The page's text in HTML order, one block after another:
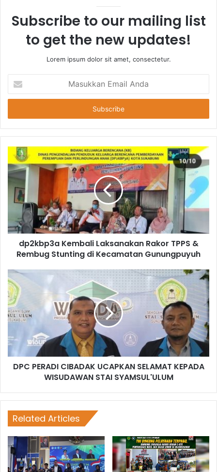
Subscribe to our mailing list
to get the new updates!
Lorem ipsum dolor sit amet, consectetur.
Email
Anda
dp2kbp3a Kembali Laksanakan Rakor TPPS &
Rembug Stunting di Kecamatan Gunungpuyuh
DPC PERADI CIBADAK UCAPKAN SELAMAT KEPADA
WISUDAWAN STAI SYAMSUL'ULUM
Related Articles